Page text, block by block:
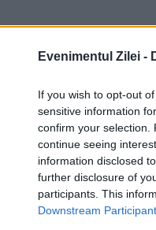
Evenimentul Zilei -
If you wish to opt-out
sensitive information
confirm your selection.
continue seeing
information disclosed
further disclosure of
participants. This
Downstream